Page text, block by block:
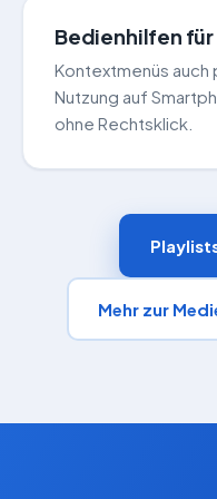
Bedienhilfen
Kontextmenüs
Nutzung auf
ohne Rechtsklick.
Mehr zur